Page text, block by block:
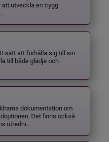
utveckla en trygg
sätt att förhålla sig till sin
till både glädje och
dokumentation om
Det finns också
utredni...